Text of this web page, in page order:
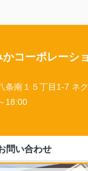
コーポレーシ
条南１５丁目1-7 ネ
18:00
問い合わせ